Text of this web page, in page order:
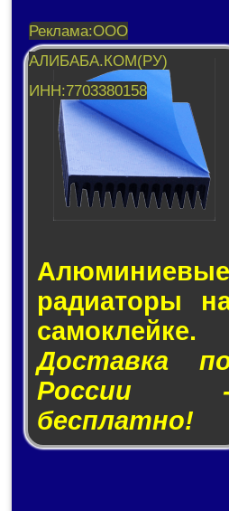
Алюминие­вые
ра­ди­а­то­ры
са­мо­клей­ке.
Доставка
России
бесплатно!